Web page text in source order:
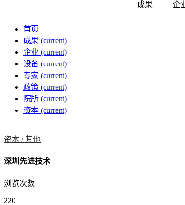
成果 企
首页
成果 (current)
企业 (current)
设备 (current)
专家 (current)
政策 (current)
院所 (current)
资本 (current)
资本 /其他
深圳先进技术
浏览次数
220